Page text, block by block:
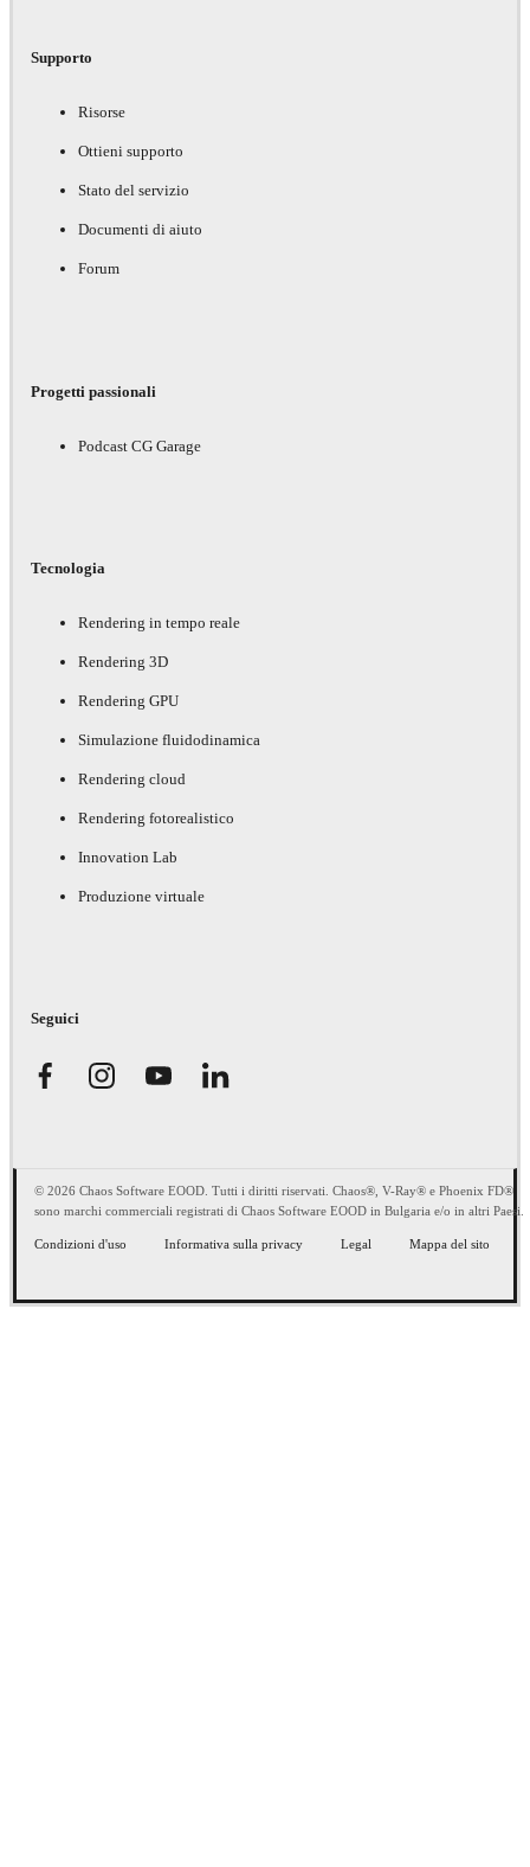
Supporto
Risorse
Ottieni supporto
Stato del servizio
Documenti di aiuto
Forum
Progetti passionali
Podcast CG Garage
Tecnologia
Rendering in tempo reale
Rendering 3D
Rendering GPU
Simulazione fluidodinamica
Rendering cloud
Rendering fotorealistico
Innovation Lab
Produzione virtuale
Seguici
© 2026 Chaos Software EOOD. Tutti i diritti riservati. Chaos®, V-Ray® e Phoenix FD®
sono marchi commerciali registrati di Chaos Software EOOD in Bulgaria e/o in altri Paesi.
Condizioni d'uso Informativa sulla privacy Legal Mappa del sito